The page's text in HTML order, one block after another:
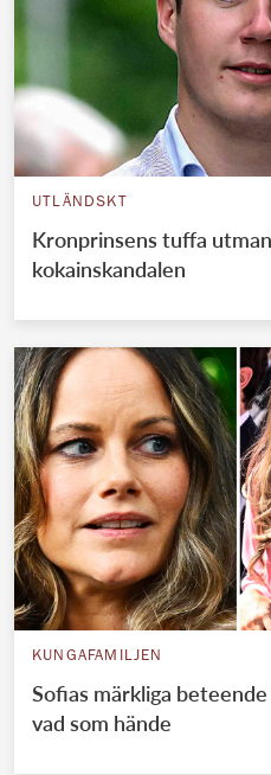
UTLÄNDSKT
Kronprinsens tuffa
kokainskandalen
KUNGAFAMILJEN
Sofias märkliga
vad som hände